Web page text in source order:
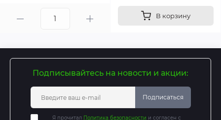
В корзину
Подписывайтесь на новости и акции:
Подписаться
Я прочитал Политика безопасности и согласен с